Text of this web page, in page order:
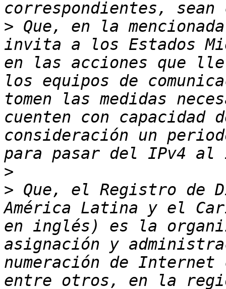
> Que, en la
invita a los Estados
en las acciones que
los equipos de
tomen las medidas
cuenten con capacidad
consideración un
>
> Que, el Registro de
América Latina y el
en inglés) es la
asignación y
numeración de Internet